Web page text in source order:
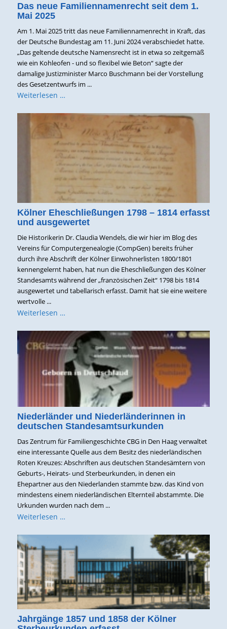
Das neue Familiennamenrecht seit dem 1.
Mai 2025
Am 1. Mai 2025 tritt das neue Familiennamenrecht in Kraft, das
der Deutsche Bundestag am 11. Juni 2024 verabschiedet hatte.
„Das geltende deutsche Namensrecht ist in etwa so zeitgemäß
wie ein Kohleofen - und so flexibel wie Beton“ sagte der
damalige Justizminister Marco Buschmann bei der Vorstellung
des Gesetzentwurfs im ...
Weiterlesen …
Kölner Eheschließungen 1798 – 1814 erfasst
und ausgewertet
Die Historikerin Dr. Claudia Wendels, die wir hier im Blog des
Vereins für Computergenealogie (CompGen) bereits früher
durch ihre Abschrift der Kölner Einwohnerlisten 1800/1801
kennengelernt haben, hat nun die Eheschließungen des Kölner
Standesamts während der „französischen Zeit“ 1798 bis 1814
ausgewertet und tabellarisch erfasst. Damit hat sie eine weitere
wertvolle ...
Weiterlesen …
Niederländer und Niederländerinnen in
deutschen Standesamtsurkunden
Das Zentrum für Familiengeschichte CBG in Den Haag verwaltet
eine interessante Quelle aus dem Besitz des niederländischen
Roten Kreuzes: Abschriften aus deutschen Standesämtern von
Geburts-, Heirats- und Sterbeurkunden, in denen ein
Ehepartner aus den Niederlanden stammte bzw. das Kind von
mindestens einem niederländischen Elternteil abstammte. Die
Urkunden wurden nach dem ...
Weiterlesen …
Jahrgänge 1857 und 1858 der Kölner